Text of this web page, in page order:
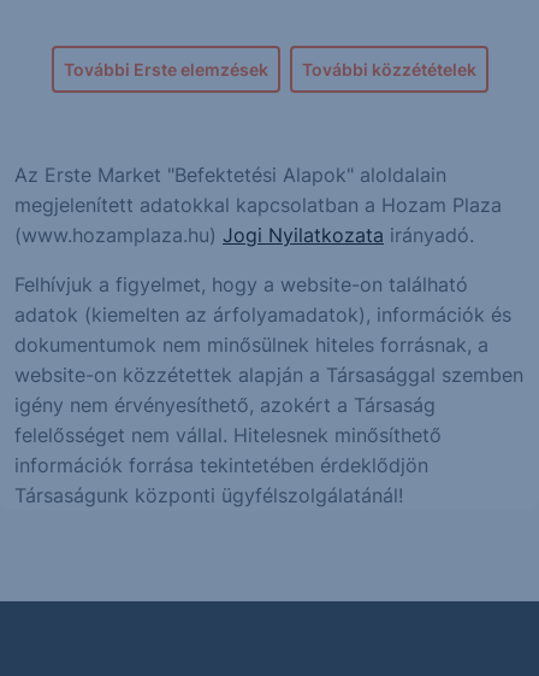
További Erste elemzések További közzétételek
Az Erste Market "Befektetési Alapok" aloldalain
megjelenített adatokkal kapcsolatban a Hozam Plaza
(www.hozamplaza.hu) Jogi Nyilatkozata irányadó.
Felhívjuk a figyelmet, hogy a website-on található
adatok (kiemelten az árfolyamadatok), információk és
dokumentumok nem minősülnek hiteles forrásnak, a
website-on közzétettek alapján a Társasággal szemben
igény nem érvényesíthető, azokért a Társaság
felelősséget nem vállal. Hitelesnek minősíthető
információk forrása tekintetében érdeklődjön
Társaságunk központi ügyfélszolgálatánál!